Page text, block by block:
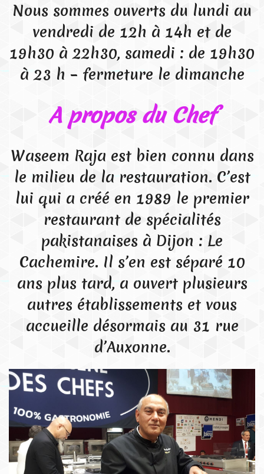
Nous sommes ouverts du lundi au
vendredi de 12h à 14h et de
19h30 à 22h30, samedi : de 19h30
à 23 h – fermeture le dimanche
A propos du Chef
Waseem Raja est bien connu dans
le milieu de la restauration. C’est
lui qui a créé en 1989 le premier
restaurant de spécialités
pakistanaises à Dijon : Le
Cachemire. Il s’en est séparé 10
ans plus tard, a ouvert plusieurs
autres établissements et vous
accueille désormais au 31 rue
d’Auxonne.